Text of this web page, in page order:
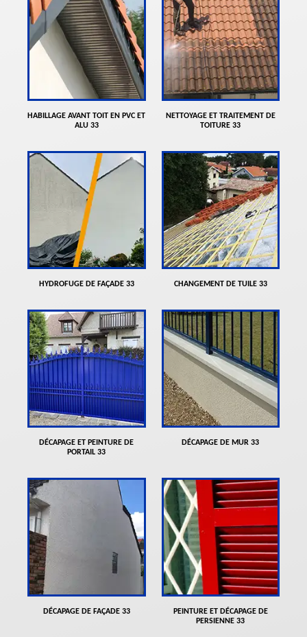
HABILLAGE AVANT TOIT EN PVC ET
ALU 33
NETTOYAGE ET TRAITEMENT DE
TOITURE 33
HYDROFUGE DE FAÇADE 33 CHANGEMENT DE TUILE 33
DÉCAPAGE ET PEINTURE DE
PORTAIL 33
DÉCAPAGE DE MUR 33
DÉCAPAGE DE FAÇADE 33
PEINTURE ET DÉCAPAGE DE
PERSIENNE 33